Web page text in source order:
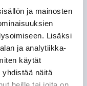
ja mainosten
Lisäksi
ja analytiikka-
käytät
näitä